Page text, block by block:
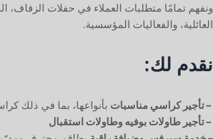
ونفهم تمامًا متطلبات العملاء في حفلات الزفاف،
العائلية، والفعاليات المؤسسية.
نقدم لك:
– تأجير كراسي مناسبات بأنواعها، بما في ذلك
– تأجير طاولات بوفيه وطاولات استقبال